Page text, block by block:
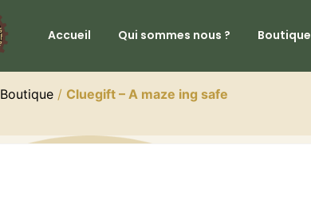
Accueil Qui sommes nous ? Boutique
Boutique / Cluegift – A maze ing safe